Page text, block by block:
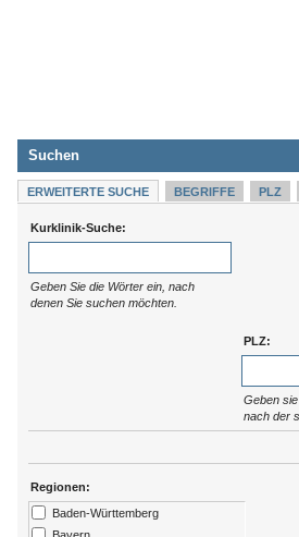
Suchen
ERWEITERTE SUCHE BEGRIFFE PLZ
Kurklinik-Suche:
Geben Sie die Wörter ein, nach
denen Sie suchen möchten.
PLZ:
Geben sie
nach der
Regionen:
Baden-Württemberg